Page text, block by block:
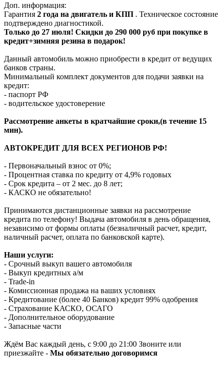
Доп. информация:
Гарантия 2 года на двигатель и КПП . Техническое состояние
подтверждено диагностикой.
Только до 27 июля! Скидки до 290 000 руб при покупке в
кредит+зимняя резина в подарок!
Данный автомобиль можно приобрести в кредит от ведущих
банков страны.
Минимальный комплект документов для подачи заявки на
кредит:
- паспорт РФ
- водительское удостоверение
Рассмотрение анкеты в кратчайшие сроки,(в течение 15
мин).
АВТОКРЕДИТ ДЛЯ ВСЕХ РЕГИОНОВ РФ!
- Первоначальный взнос от 0%;
- Процентная ставка по кредиту от 4,9% годовых
- Срок кредита – от 2 мес. до 8 лет;
- КАСКО не обязательно!
Принимаются дистанционные заявки на рассмотрение
кредита по телефону! Выдача автомобиля в день обращения,
независимо от формы оплаты (безналичный расчет, кредит,
наличный расчет, оплата по банковской карте).
Наши услуги:
- Срочный выкуп вашего автомобиля
- Выкуп кредитных а/м
- Trade-in
- Комиссионная продажа на ваших условиях
- Кредитование (более 40 Банков) кредит 99% одобрения
- Страхование КАСКО, ОСАГО
- Дополнительное оборудование
- Запасные части
Ждём Вас каждый день, с 9:00 до 21:00 Звоните или
приезжайте - Мы обязательно договоримся